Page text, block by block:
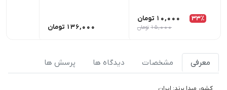
33٪ 10,000 تومان
15,000 تومان 136,000 تومان
معرفی مشخصات دیدگاه ها پرسش ها
کشور مبدا برند: ایران